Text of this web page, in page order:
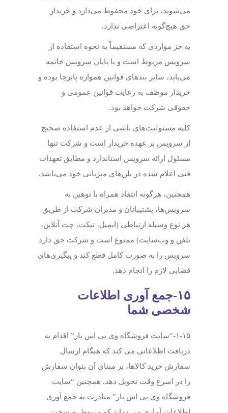
می‌شوند، برای خود محفوظ می‌دارد و خریدار
حق هیچ‌گونه اعتراضی ندارد.
به جز مواردی که مستقیماً به نحوه استفاده از
سرویس مربوط است و با پایان سرویس خاتمه
می‌یابد، سایر بندهای قوانین همواره پابرجا بوده و
خریدار موظف به رعایت قوانین عمومی و
حقوقی شرکت خواهد بود.
کلیه مسئولیت‌های ناشی از عدم استفاده صحیح
از سرویس بر عهده خریدار است و شرکت تنها
مسئول ارائه سرویس استاندارد و مطابق تعهدات
فنی اعلام شده در پلن‌های میزبانی خود می‌باشد.
همچنین، هرگونه انتقاد همراه با توهین به
سرویس‌ها، پشتیبانان و مدیران شرکت از طریق
هر نوع وسیله ارتباطی (ایمیل، تیکت، چت آنلاین،
تلفن و وب‌سایت) ممنوع است و شرکت حق دارد
سرویس را به صورت کامل قطع کند و پیگیری‌های
قضایی لازم را انجام دهد.
۱۵-جمع آوری اطلاعات
شخصی شما
۱-۱۵-“سایت فروشگاه وی پی اس یار” اقدام به
دریافت اطلاعاتی می کند که هنگام ارسال
سفارش خرید کالاها، بر مبنای آن بتوان سفارش
را در اسرع وقت تحویل دهد. همچنین “سایت
فروشگاه وی پی اس یار” مبادرت به جمع آوری